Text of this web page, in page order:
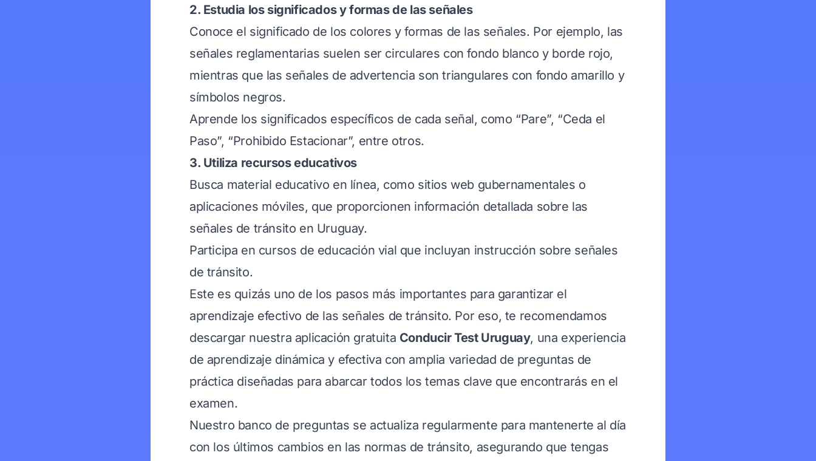
2. Estudia los significados y formas de las señales
Conoce el significado de los colores y formas de las señales. Por ejemplo, las
señales reglamentarias suelen ser circulares con fondo blanco y borde rojo,
mientras que las señales de advertencia son triangulares con fondo amarillo y
símbolos negros.
Aprende los significados específicos de cada señal, como “Pare”, “Ceda el
Paso”, “Prohibido Estacionar”, entre otros.
3. Utiliza recursos educativos
Busca material educativo en línea, como sitios web gubernamentales o
aplicaciones móviles, que proporcionen información detallada sobre las
señales de tránsito en Uruguay.
Participa en cursos de educación vial que incluyan instrucción sobre señales
de tránsito.
Este es quizás uno de los pasos más importantes para garantizar el
aprendizaje efectivo de las señales de tránsito. Por eso, te recomendamos
descargar nuestra aplicación gratuita Conducir Test Uruguay, una experiencia
de aprendizaje dinámica y efectiva con amplia variedad de preguntas de
práctica diseñadas para abarcar todos los temas clave que encontrarás en el
examen.
Nuestro banco de preguntas se actualiza regularmente para mantenerte al día
con los últimos cambios en las normas de tránsito, asegurando que tengas